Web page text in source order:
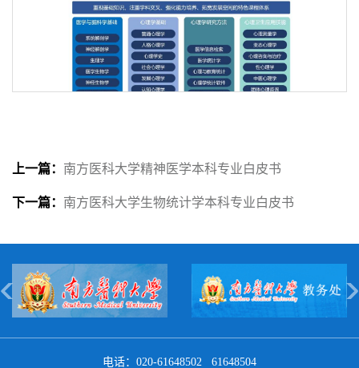
上一篇： 南方医科大学精神医学本科专业白皮书
下一篇： 南方医科大学生物统计学本科专业白皮书
电话：020-61648502 61648504